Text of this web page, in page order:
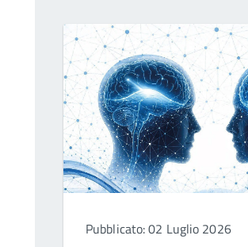
Pubblicato: 02 Luglio 2026